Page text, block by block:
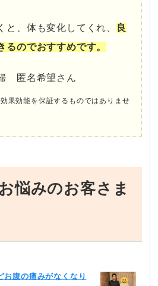
と、体も変化してくれ、
良
るのでおすすめです。
匿名希望さん
果効能を保証するものではありませ
悩みのお客さま
お腹の痛みがなくなり